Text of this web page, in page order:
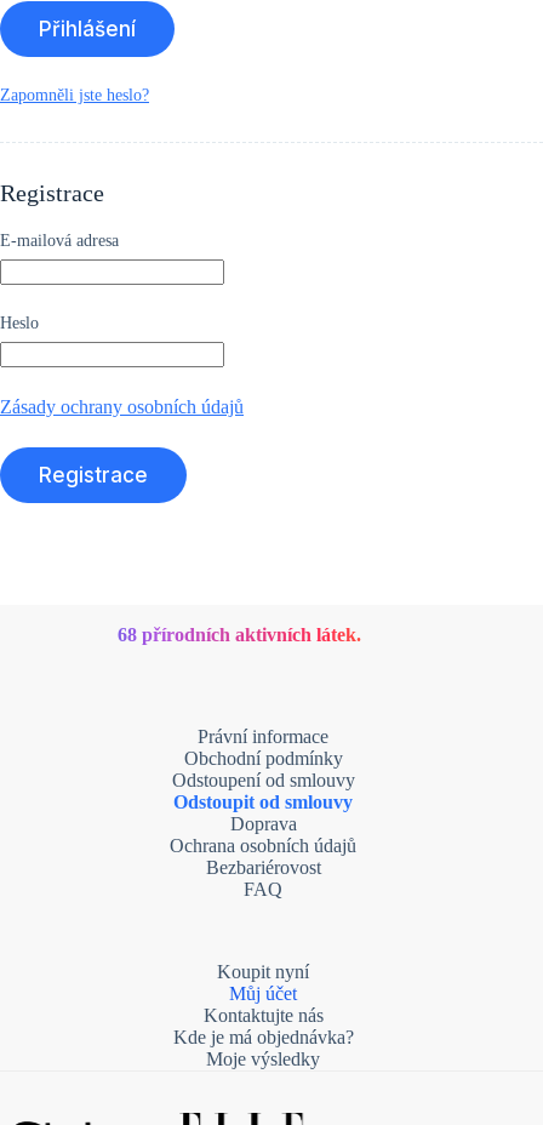
Přihlášení
Zapomněli jste heslo?
Registrace
E-mailová adresa*Povinné
Heslo*vyžadováno
Zásady ochrany osobních údajů
Registrace
68 přírodních aktivních látek.
Právní informace
Obchodní podmínky
Odstoupení od smlouvy
Odstoupit od smlouvy
Doprava
Ochrana osobních údajů
Bezbariérovost
FAQ
Koupit nyní
Můj účet
Kontaktujte nás
Kde je má objednávka?
Moje výsledky